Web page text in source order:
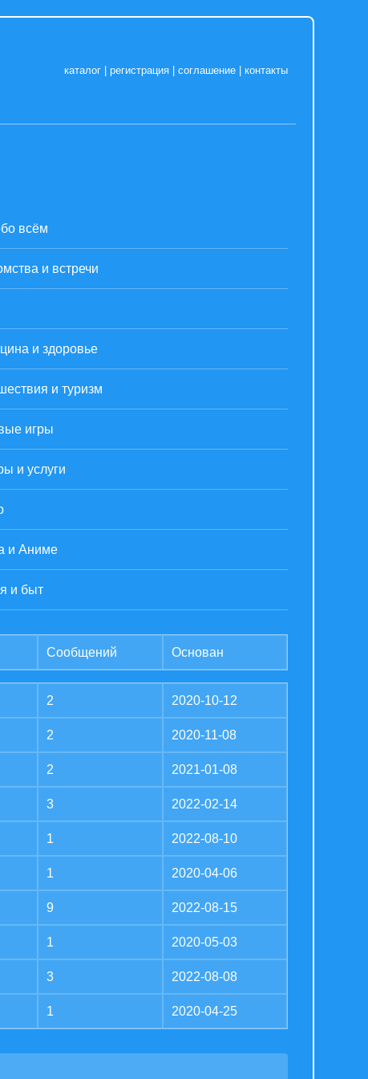
каталог |регистрация |соглашение |контакты
всём
и встречи
и здоровье
и туризм
игры
и услуги
и Аниме
и быт
Сообщений Основан
2 2020-10-12
2 2020-11-08
2 2021-01-08
3 2022-02-14
1 2022-08-10
1 2020-04-06
9 2022-08-15
1 2020-05-03
3 2022-08-08
1 2020-04-25